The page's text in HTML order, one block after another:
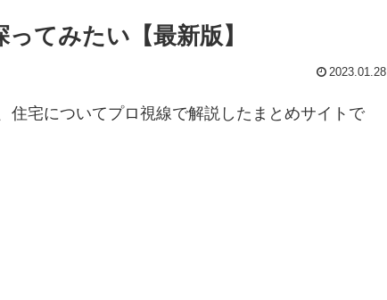
てみたい【最新版】
2023.01.28
住宅についてプロ視線で解説したまとめサイトで